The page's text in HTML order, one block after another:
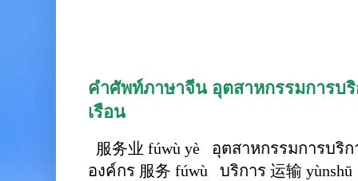
คำศัพท์ภาษาจีน อุตสาหกรรมการบ
เรือน
服务业 fúwù yè อุตสาหกรรมการบริ
องค์กร 服务 fúwù บริการ 运输